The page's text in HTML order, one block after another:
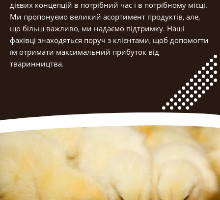
дієвих концепцій в потрібний час і в потрібному місці.
Ми пропонуємо великий асортимент продуктів, але,
що більш важливо, ми надаємо підтримку. Наші
фахівці знаходяться поруч з клієнтами, щоб допомогти
їм отримати максимальний прибуток від
тваринництва.